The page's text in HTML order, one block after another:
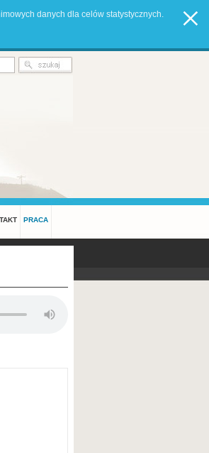
danych dla celów statystycznych.
PRACA